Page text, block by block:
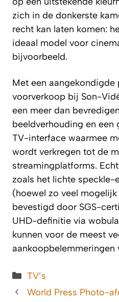
zich in de donkerste
recht kan laten komen:
ideaal model voor
bijvoorbeeld.
Met een aangekondigde
voorverkoop bij Son-
een meer dan
beeldverhouding en een
TV-interface waarmee
wordt verkregen tot de
streamingplatforms.
zoals het lichte speckle-
(hoewel zo veel
bevestigd door SGS-
UHD-definitie via
kunnen voor de meest
aankoopbelemmeringen
Categorieën
TV’s
World Press Photo-